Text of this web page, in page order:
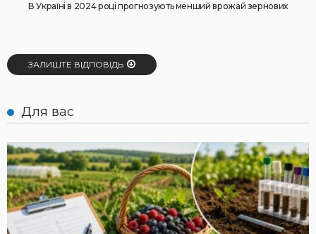
В Україні в 2024 році прогнозують менший врожай зернових
ЗАЛИШТЕ ВІДПОВІДЬ
Для вас